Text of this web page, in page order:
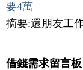
要4萬
摘要:還朋友工
借錢需求留言板